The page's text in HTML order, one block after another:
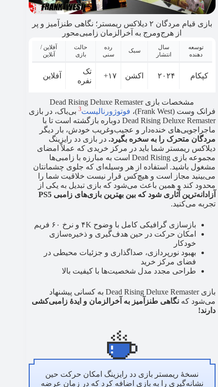
بازی قیام مردگان ۲ دیلاکس ریمستر؛ نگاهی طنزآمیز و پر
از هرج‌ومرج به آخرالزمان زامبی‌محور
توسعه
دهنده
سال
انتشار
سبک
رده
سنی
حالت
بازی
آفلاین /
آنلاین
کپکام ۲۰۲۴ اکشن ۱۷+
تک
نفره
آفلاین
مشخصات بازی Dead Rising Deluxe Remaster
فرانک وست (Frank West)،
فوتوژورنالیست3 بی‌باک، در بازی
Dead Rising Deluxe Remaster دوباره بازگشته است تا با
ماجراجویی‌های خنده‌دار و عجیب‌وغریب خودش، بار دیگر
مردگان متحرک را به سخره بگیرد. در بازی دد رایزینگ
دیلاکس ریمستر شما باید در مرکز خریدی که عملاً امضای
مجموعه بازی Dead Rising است به مبارزه با زامبی‌ها
مشغول باشید. استفاده از هر وسیله‌ای که جلوی چشمانتان
می‌بینید مجاز است و هیچ‌کس قرار نیست خلاقیت شما را
محدود کند و همین باعث می‌شود که بازی تبدیل به یکی از
آزادانه‌ترین آثاری شود که بین بهترین بازی‌های زامبی PS5
تجربه می‌کنید.
بازسازی گرافیکی کامل با وضوح ۴K و نرخ ۶۰ فریم
امکان حرکت در حین هدف‌گیری و ذخیره‌سازی
خودکار
بهبود نورپردازی، صداگذاری و جزئیات محیطی در
فضای مرکز خرید
طراحی مجدد مدل شخصیت‌ها با کیفیت بالا
بازی Dead Rising Deluxe Remaster به کسانی پیشنهاد
می‌شود که نگاهی طنزآمیز به آخرالزمان و ایدهٔ زامبی‌کشی
دارند!
نسخهٔ ریمستر بازی دد رایزینگ امکان حرکت حین
نشانه‌گیری را به بازی اضافه کرد که در زمان عرضه